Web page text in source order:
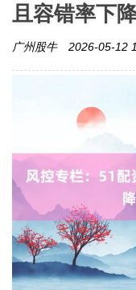
且容错率下
广州股牛 2026-05-12